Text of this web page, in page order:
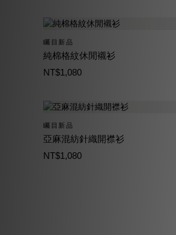
矚目新品
純棉格紋休閒襯衫
NT$1,080
矚目新品
亞麻混紡針織開襟衫
NT$1,080